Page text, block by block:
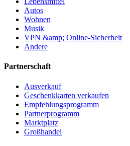
Autos
Wohnen
Musik
VPN &amp; Online-Sicherheit
Andere
Partnerschaft
Ausverkauf
Geschenkkarten verkaufen
Empfehlungsprogramm
Partnerprogramm
Marktplatz
Großhandel